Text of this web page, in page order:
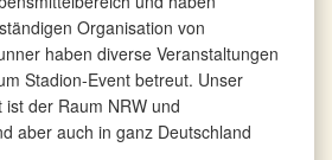
Organisation von
haben diverse Veranstaltungen
Stadion-Event betreut. Unser
der Raum NRW und
aber auch in ganz Deutschland